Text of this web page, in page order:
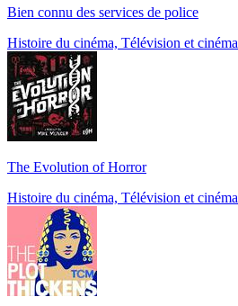
Bien connu des services de police
Histoire du cinéma, Télévision et cinéma
The Evolution of Horror
Histoire du cinéma, Télévision et cinéma